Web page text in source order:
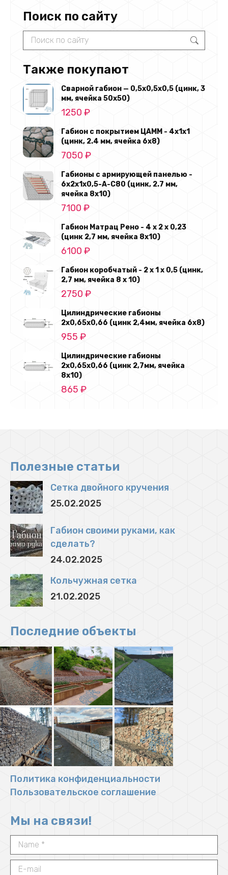
Поиск по сайту
Search:
Также покупают
Сварной габион — 0,5х0,5х0,5 (цинк, 3
мм, ячейка 50х50)
1250 ₽
Габион с покрытием ЦАММ - 4х1х1
(цинк, 2.4 мм, ячейка 6х8)
7050 ₽
Габионы с армирующей панелью -
6х2х1х0,5-А-С80 (цинк, 2.7 мм,
ячейка 8х10)
7100 ₽
Габион Матрац Рено - 4 х 2 х 0,23
(цинк 2,7 мм, ячейка 8х10)
6100 ₽
Габион коробчатый - 2 х 1 х 0,5 (цинк,
2,7 мм, ячейка 8 х 10)
2750 ₽
Цилиндрические габионы
2х0,65х0,66 (цинк 2,4мм, ячейка 6х8)
955 ₽
Цилиндрические габионы
2х0,65х0,66 (цинк 2,7мм, ячейка
8х10)
865 ₽
Полезные статьи
Сетка двойного кручения
25.02.2025
Габион своими руками, как
сделать?
24.02.2025
Кольчужная сетка
21.02.2025
Последние объекты
Политика конфиденциальности
Пользовательское соглашение
Мы на связи!
Name *
E-mail